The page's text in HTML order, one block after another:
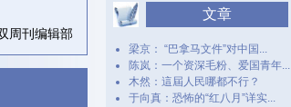
周刊编辑部
文章
梁京： “巴拿马文件”对中国...
陈岚：一个资深毛粉、爱国青年...
木然：這屆人民哪都不行？
于向真：恐怖的“红八月”详实...